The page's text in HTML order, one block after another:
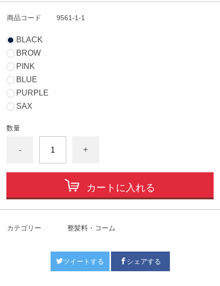
商品コード 9561-1-1
BLACK
BROW
PINK
BLUE
PURPLE
SAX
数量
- +
カートに入れる
カテゴリー 整髪料・コーム
ツイートする シェアする